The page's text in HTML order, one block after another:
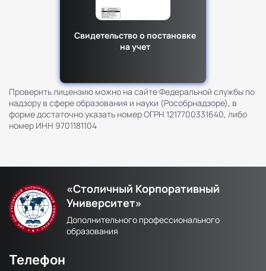
Свидетельство о постановке
на учет
Проверить лицензию можно на сайте Федеральной службы по
надзору в сфере образования и науки (Рособрнадзоре), в
форме достаточно указать номер ОГРН 1217700331640, либо
номер ИНН 9701181104
«Столичный Корпоративный
Университет»
Дополнительного профессионального
образования
Телефон